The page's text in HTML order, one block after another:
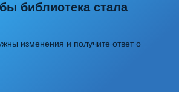
библиотека стала
изменения и получите ответ о